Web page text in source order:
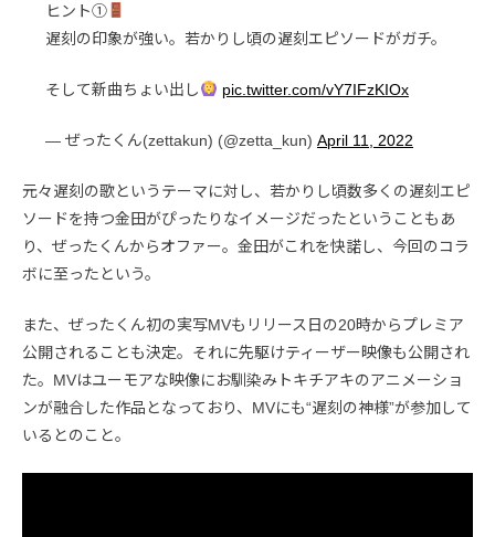
ヒント①
遅刻の印象が強い。若かりし頃の遅刻エピソードがガチ。
そして新曲ちょい出し pic.twitter.com/vY7IFzKIOx
— ぜったくん(zettakun) (@zetta_kun) April 11, 2022
元々遅刻の歌というテーマに対し、若かりし頃数多くの遅刻エピ
ソードを持つ金田がぴったりなイメージだったということもあ
り、ぜったくんからオファー。金田がこれを快諾し、今回のコラ
ボに至ったという。
また、ぜったくん初の実写MVもリリース日の20時からプレミア
公開されることも決定。それに先駆けティーザー映像も公開され
た。MVはユーモアな映像にお馴染みトキチアキのアニメーショ
ンが融合した作品となっており、MVにも“遅刻の神様”が参加して
いるとのこと。